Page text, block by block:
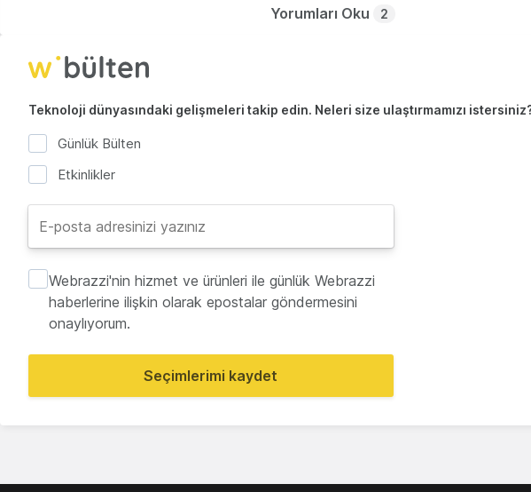
Yorumları Oku 2
Teknoloji dünyasındaki gelişmeleri takip edin. Neleri size ulaştırmamızı
Günlük Bülten
Etkinlikler
Webrazzi'nin hizmet ve ürünleri ile günlük Webrazzi
haberlerine ilişkin olarak epostalar göndermesini
onaylıyorum.
Seçimlerimi kaydet